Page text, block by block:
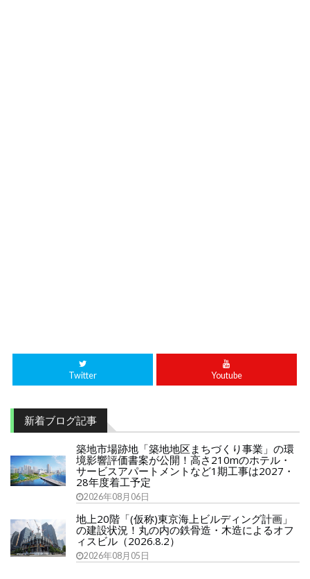
Twitter Youtube
新着ブログ記事
築地市場跡地「築地地区まちづくり事業」の環
境影響評価書案が公開！高さ210mのホテル・
サービスアパートメントなど1期工事は2027・
28年度着工予定
2026年08月06日
地上20階「(仮称)東京海上ビルディング計画」
の建設状況！丸の内の鉄骨造・木造によるオフ
ィスビル（2026.8.2）
2026年08月05日